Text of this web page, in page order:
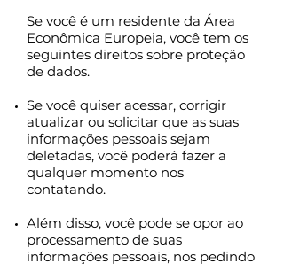
Se você é um residente da Área
Econômica Europeia, você tem os
seguintes direitos sobre proteção
de dados.
Se você quiser acessar, corrigir
atualizar ou solicitar que as suas
informações pessoais sejam
deletadas, você poderá fazer a
qualquer momento nos
contatando.
Além disso, você pode se opor ao
processamento de suas
informações pessoais, nos pedindo